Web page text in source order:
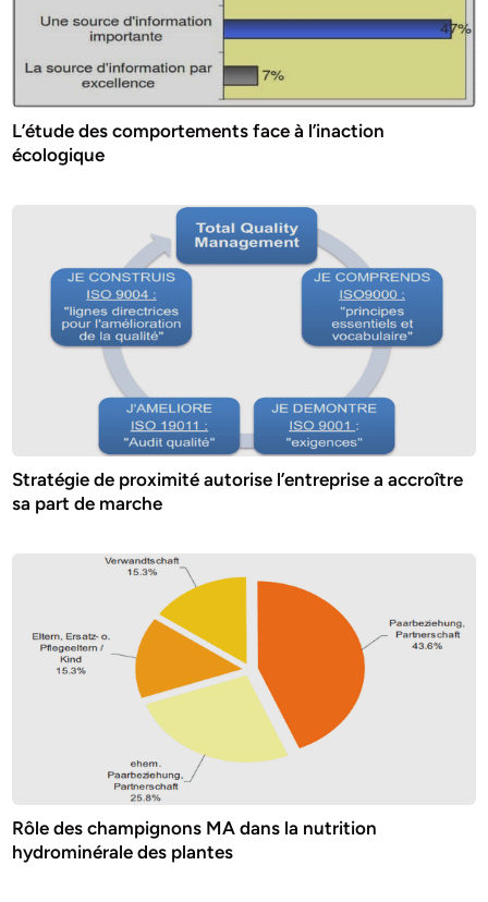
L’étude des comportements face à l’inaction
écologique
Stratégie de proximité autorise l’entreprise a accroître
sa part de marche
Rôle des champignons MA dans la nutrition
hydrominérale des plantes